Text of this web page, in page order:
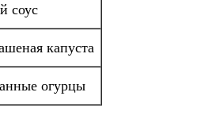
соус
капуста
огурцы